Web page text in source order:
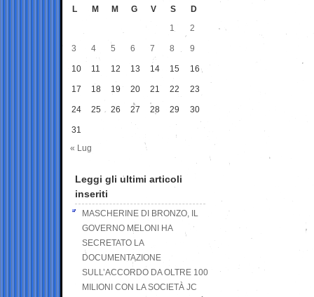
L M M G V S
D
1
2
3 4 5 6 7 8 9
10 11 12 13 14 15 16
17 18 19 20 21 22 23
24 25 26 27 28 29 30
31
« Lug
Leggi gli ultimi articoli
inseriti
MASCHERINE DI BRONZO, IL
GOVERNO MELONI HA
SECRETATO LA
DOCUMENTAZIONE
SULL’ACCORDO DA OLTRE 100
MILIONI CON LA SOCIETÀ JC